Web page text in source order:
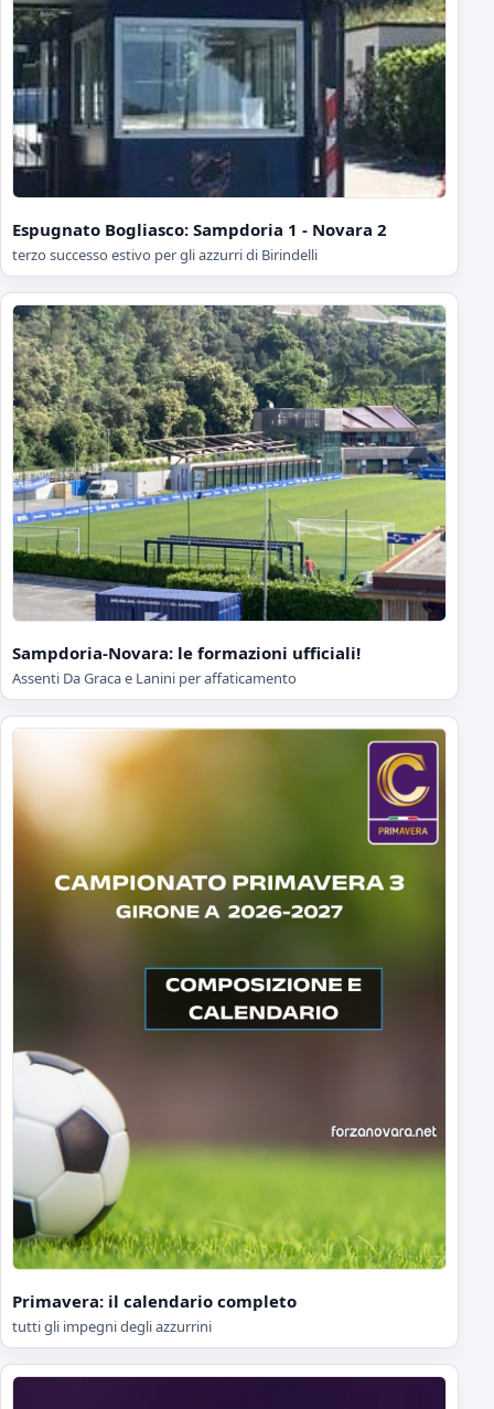
Espugnato Bogliasco: Sampdoria 1 - Novara 2
terzo successo estivo per gli azzurri di Birindelli
Sampdoria-Novara: le formazioni ufficiali!
Assenti Da Graca e Lanini per affaticamento
Primavera: il calendario completo
tutti gli impegni degli azzurrini